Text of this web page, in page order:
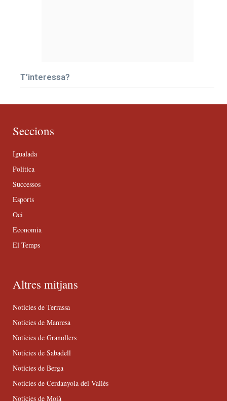
T’interessa?
Seccions
Igualada
Política
Successos
Esports
Oci
Economia
El Temps
Altres mitjans
Notícies de Terrassa
Notícies de Manresa
Notícies de Granollers
Notícies de Sabadell
Notícies de Berga
Notícies de Cerdanyola del Vallès
Notícies de Moià